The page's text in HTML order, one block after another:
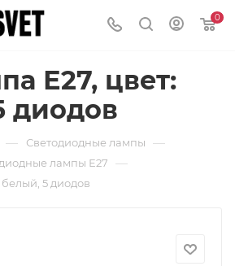
0
Е27, цвет:
диодов
— Светодиодные лампы —
лампы Е27 —
5 диодов